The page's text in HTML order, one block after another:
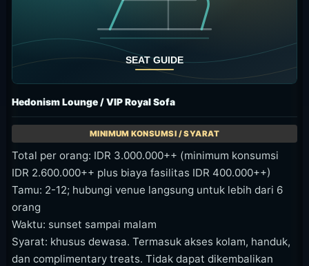
Hedonism Lounge / VIP Royal Sofa
Total per orang: IDR 3.000.000++ (minimum konsumsi
IDR 2.600.000++ plus biaya fasilitas IDR 400.000++)
Tamu: 2-12; hubungi venue langsung untuk lebih dari 6
orang
Waktu: sunset sampai malam
Syarat: khusus dewasa. Termasuk akses kolam, handuk,
dan complimentary treats. Tidak dapat dikembalikan